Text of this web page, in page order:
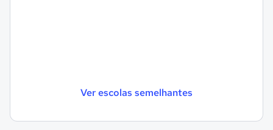
Ver escolas semelhantes